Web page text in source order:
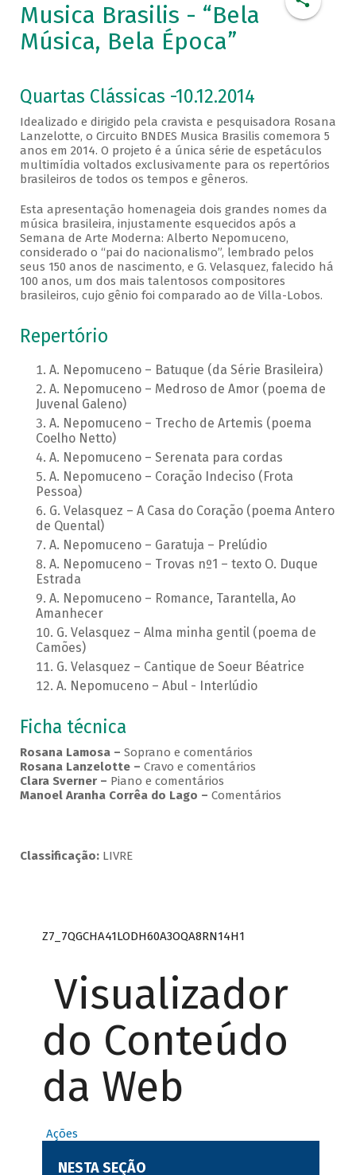
Musica Brasilis - “Bela
Música, Bela Época”
Quartas Clássicas -10.12.2014
Idealizado e dirigido pela cravista e pesquisadora Rosana
Lanzelotte, o Circuito BNDES Musica Brasilis comemora 5
anos em 2014. O projeto é a única série de espetáculos
multimídia voltados exclusivamente para os repertórios
brasileiros de todos os tempos e gêneros.
Esta apresentação homenageia dois grandes nomes da
música brasileira, injustamente esquecidos após a
Semana de Arte Moderna: Alberto Nepomuceno,
considerado o “pai do nacionalismo”, lembrado pelos
seus 150 anos de nascimento, e G. Velasquez, falecido há
100 anos, um dos mais talentosos compositores
brasileiros, cujo gênio foi comparado ao de Villa-Lobos.
Repertório
A. Nepomuceno – Batuque (da Série Brasileira)
A. Nepomuceno – Medroso de Amor (poema de
Juvenal Galeno)
A. Nepomuceno – Trecho de Artemis (poema
Coelho Netto)
A. Nepomuceno – Serenata para cordas
A. Nepomuceno – Coração Indeciso (Frota
Pessoa)
G. Velasquez – A Casa do Coração (poema Antero
de Quental)
A. Nepomuceno – Garatuja – Prelúdio
A. Nepomuceno – Trovas nº1 – texto O. Duque
Estrada
A. Nepomuceno – Romance, Tarantella, Ao
Amanhecer
G. Velasquez – Alma minha gentil (poema de
Camões)
G. Velasquez – Cantique de Soeur Béatrice
A. Nepomuceno – Abul - Interlúdio
Ficha técnica
Rosana Lamosa – Soprano e comentários
Rosana Lanzelotte – Cravo e comentários
Clara Sverner – Piano e comentários
Manoel Aranha Corrêa do Lago – Comentários
Classificação:LIVRE
Z7_7QGCHA41LODH60A3OQA8RN14H1
Visualizador
do Conteúdo
da Web
Ações
NESTA SEÇÃO